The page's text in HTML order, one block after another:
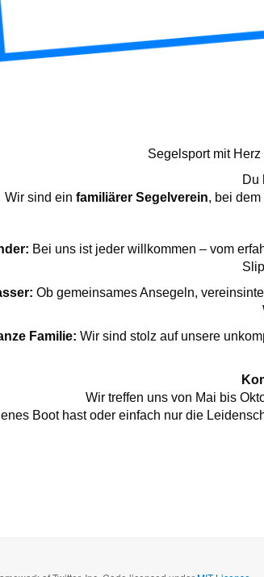
Segelsport mit
Du
Wir sind ein familiärer Segelverein, bei
Bei uns ist jeder willkommen – vom
Ob gemeinsames Ansegeln,
Familie: Wir sind stolz auf unsere
Wir treffen uns von Mai bis
Boot hast oder einfach nur die